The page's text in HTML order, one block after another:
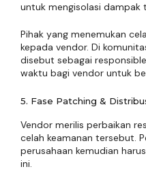
untuk mengisolasi dampak
Pihak yang menemukan
kepada vendor. Di
disebut sebagai
waktu bagi vendor untuk
5. Fase Patching &
Vendor merilis perbaikan
celah keamanan tersebut.
perusahaan kemudian
ini.